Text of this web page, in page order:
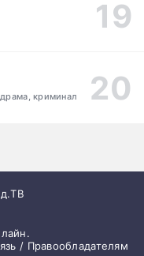
криминал
/ Правообладателям